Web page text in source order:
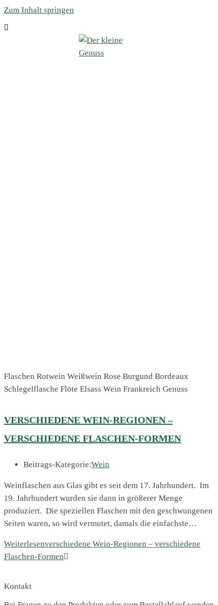
Zum Inhalt springen
Flaschen Rotwein Weißwein Rose Burgund Bordeaux
Schlegelflasche Flöte Elsass Wein Frankreich Genuss
VERSCHIEDENE WEIN-REGIONEN –
VERSCHIEDENE FLASCHEN-FORMEN
Beitrags-Kategorie:Wein
Weinflaschen aus Glas gibt es seit dem 17. Jahrhundert. Im
19. Jahrhundert wurden sie dann in größerer Menge
produziert. Die speziellen Flaschen mit den geschwungenen
Seiten waren, so wird vermutet, damals die einfachste…
Weiterlesenverschiedene Wein-Regionen – verschiedene
Flaschen-Formen
Kontakt